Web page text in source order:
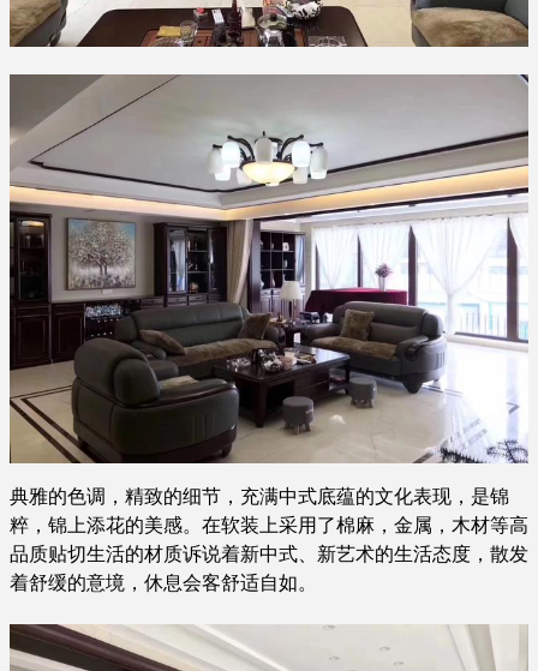
典雅的色调，精致的细节，充满中式底蕴的文化表现，是锦
粹，锦上添花的美感。在软装上采用了棉麻，金属，木材等高
品质贴切生活的材质诉说着新中式、新艺术的生活态度，散发
着舒缓的意境，休息会客舒适自如。